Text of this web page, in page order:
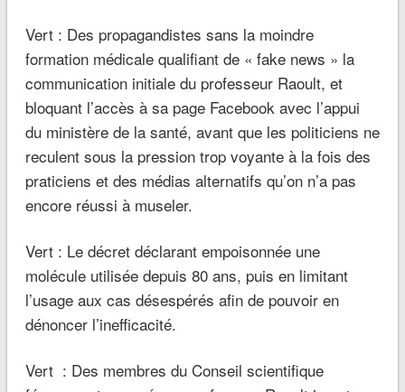
Vert : Des propagandistes sans la moindre
formation médicale qualifiant de « fake news » la
communication initiale du professeur Raoult, et
bloquant l’accès à sa page Facebook avec l’appui
du ministère de la santé, avant que les politiciens ne
reculent sous la pression trop voyante à la fois des
praticiens et des médias alternatifs qu’on n’a pas
encore réussi à museler.
Vert : Le décret déclarant empoisonnée une
molécule utilisée depuis 80 ans, puis en limitant
l’usage aux cas désespérés afin de pouvoir en
dénoncer l’inefficacité.
Vert : Des membres du Conseil scientifique